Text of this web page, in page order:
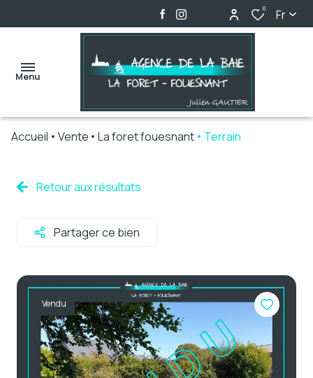
0 Fr
Menu
ventes
e-mail
estimation
Accueil Vente La foret fouesnant Terrain
Retour aux résultats
Partager ce bien
Vendu